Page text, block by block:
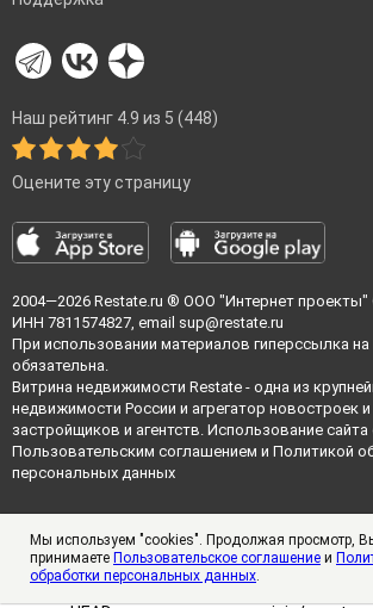
Наш рейтинг 4.9 из 5 (448)
Оцените эту страницу
2004—2026 Restate.ru ® ООО "Интернет проекты"
ИНН 7811574827, email sup@restate.ru
При использовании материалов гиперссылка на
обязательна.
Витрина недвижимости Restate - одна из
недвижимости России и агрегатор новостроек
застройщиков и агентств. Использование сайта
Пользовательским соглашением и Политикой
персональных данных
Мы используем "cookies". Продолжая просмотр,
принимаете Пользовательское соглашение и
обработки персональных данных.